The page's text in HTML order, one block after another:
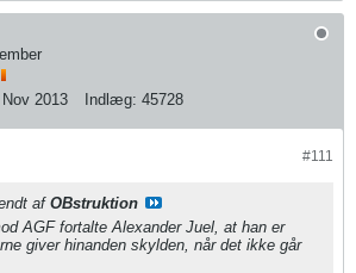
Nov 2013 Indlæg: 45728
#111
af OBstruktion
AGF fortalte Alexander Juel, at han er
giver hinanden skylden, når det ikke går